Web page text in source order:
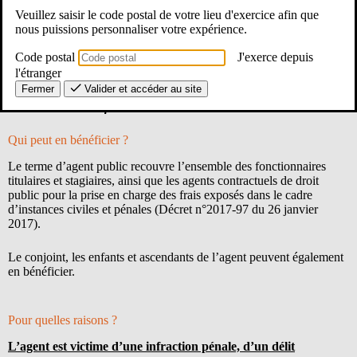
prévues au présent article, d’une protection organisée par la
collectivité publique qui l’emploie à la date des faits en cause ou
des faits ayant été imputés de façon diffamatoire».
La loi dispose
que « la collectivité publique est tenue de protéger les
fonctionnaires contre les violences, voies de fait, injures,
diffamations ou outrages dont ils pourraient être victime dans
l’exercice de leurs fonctions…».
Qui peut en bénéficier ?
Le terme d’agent public recouvre l’ensemble des fonctionnaires
titulaires et stagiaires, ainsi que les agents contractuels de droit
public pour la prise en charge des frais exposés dans le cadre
d’instances civiles et pénales (Décret n°2017-97 du 26 janvier
2017).
Le conjoint, les enfants et ascendants de l’agent peuvent également
en bénéficier.
Pour quelles raisons ?
L’agent est victime d’une infraction pénale, d’un délit
Veuillez saisir le code postal de votre lieu d'exercice afin que
nous puissions personnaliser votre expérience.
Code postal
J'exerce depuis
l'étranger
Fermer Valider et accéder au site